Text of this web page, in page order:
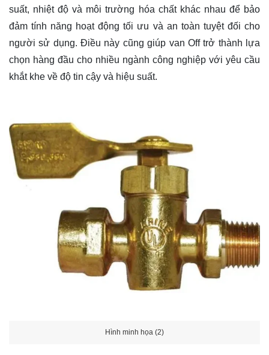
suất, nhiệt độ và môi trường hóa chất khác nhau để bảo
đảm tính năng hoạt động tối ưu và an toàn tuyệt đối cho
người sử dụng. Điều này cũng giúp van Off trở thành lựa
chọn hàng đầu cho nhiều ngành công nghiệp với yêu cầu
khắt khe về độ tin cậy và hiệu suất.
Hình minh họa (2)